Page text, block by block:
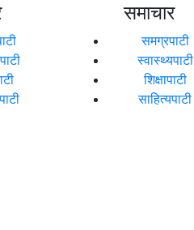
समाचार
समग्रपाटी
स्वास्थ्यपाटी
शिक्षापाटी
साहित्यपाटी